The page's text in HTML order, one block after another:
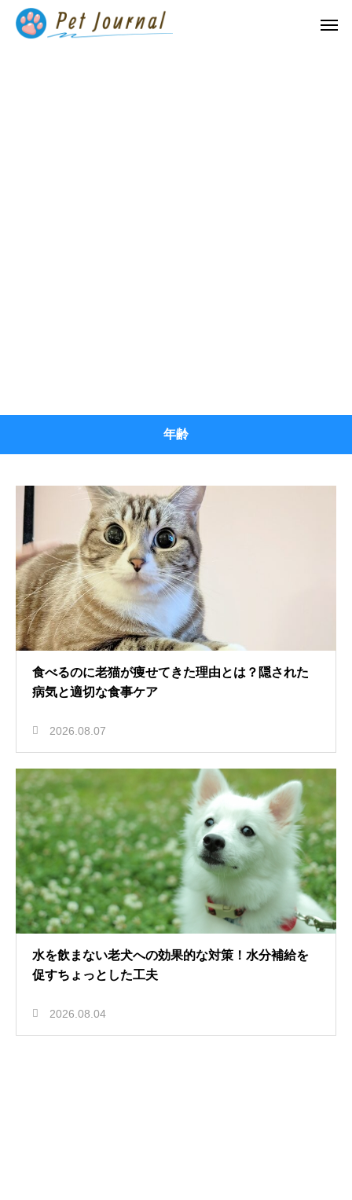
年齢
食べるのに老猫が痩せてきた理由とは？隠された
病気と適切な食事ケア
2026.08.07
水を飲まない老犬への効果的な対策！水分補給を
促すちょっとした工夫
2026.08.04